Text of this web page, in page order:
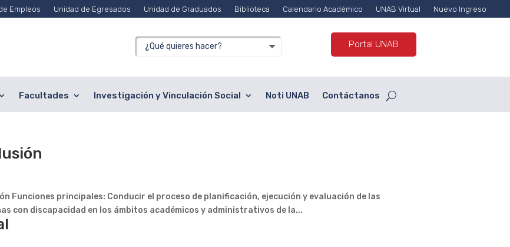
Empleos Unidad de Egresados Unidad de Graduados Biblioteca Calendario Académico UNAB Virtual Nuevo Ingreso
Portal UNAB
Facultades Investigación y Vinculación Social Noti UNAB Contáctanos
Funciones principales: Conducir el proceso de planificación, ejecución y evaluación de las
con discapacidad en los ámbitos académicos y administrativos de la...